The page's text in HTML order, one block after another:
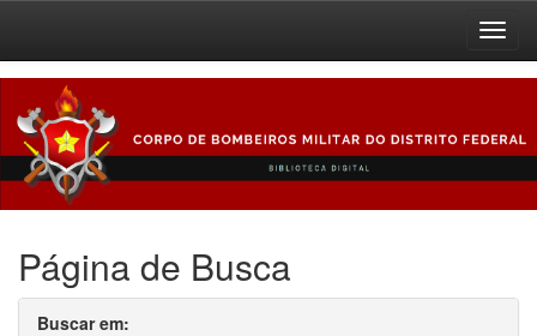
navigation
Página de Busca
Buscar em: